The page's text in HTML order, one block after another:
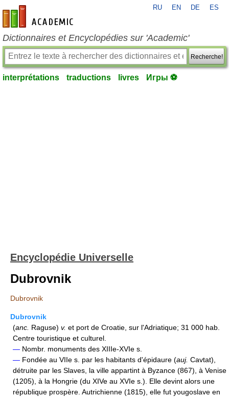
fr-academic.com
RU EN DE ES
Dictionnaires et Encyclopédies sur 'Academic'
Recherche!
interprétations traductions livres Игры ⚽
Encyclopédie Universelle
Dubrovnik
Dubrovnik
Dubrovnik
(anc. Raguse) v. et port de Croatie, sur l'Adriatique; 31 000 hab.
Centre touristique et culturel.
— Nombr. monuments des XIIIe-XVIe s.
— Fondée au VIIe s. par les habitants d'épidaure (auj. Cavtat),
détruite par les Slaves, la ville appartint à Byzance (867), à Venise
(1205), à la Hongrie (du XIVe au XVIe s.). Elle devint alors une
république prospère. Autrichienne (1815), elle fut yougoslave en